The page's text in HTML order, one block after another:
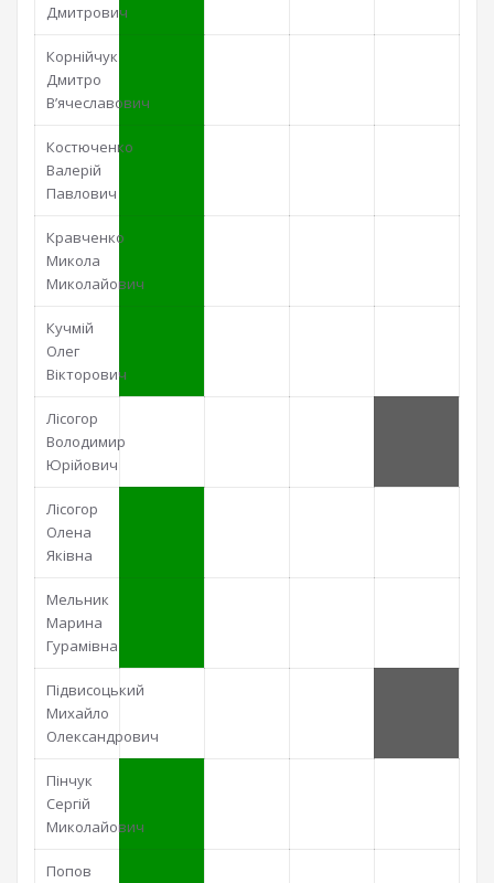
Дмитрович
Корнійчук
Дмитро
В’ячеславович
Костюченко
Валерій
Павлович
Кравченко
Микола
Миколайович
Кучмій
Олег
Вікторович
Лісогор
Володимир
Юрійович
Лісогор
Олена
Яківна
Мельник
Марина
Гурамівна
Підвисоцький
Михайло
Олександрович
Пінчук
Сергій
Миколайович
Попов